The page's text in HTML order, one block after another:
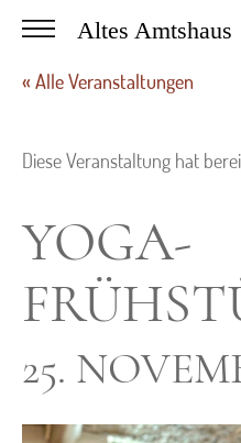
Altes Amtshaus
« Alle Veranstaltungen
Diese Veranstaltung hat
YOGA-
25.